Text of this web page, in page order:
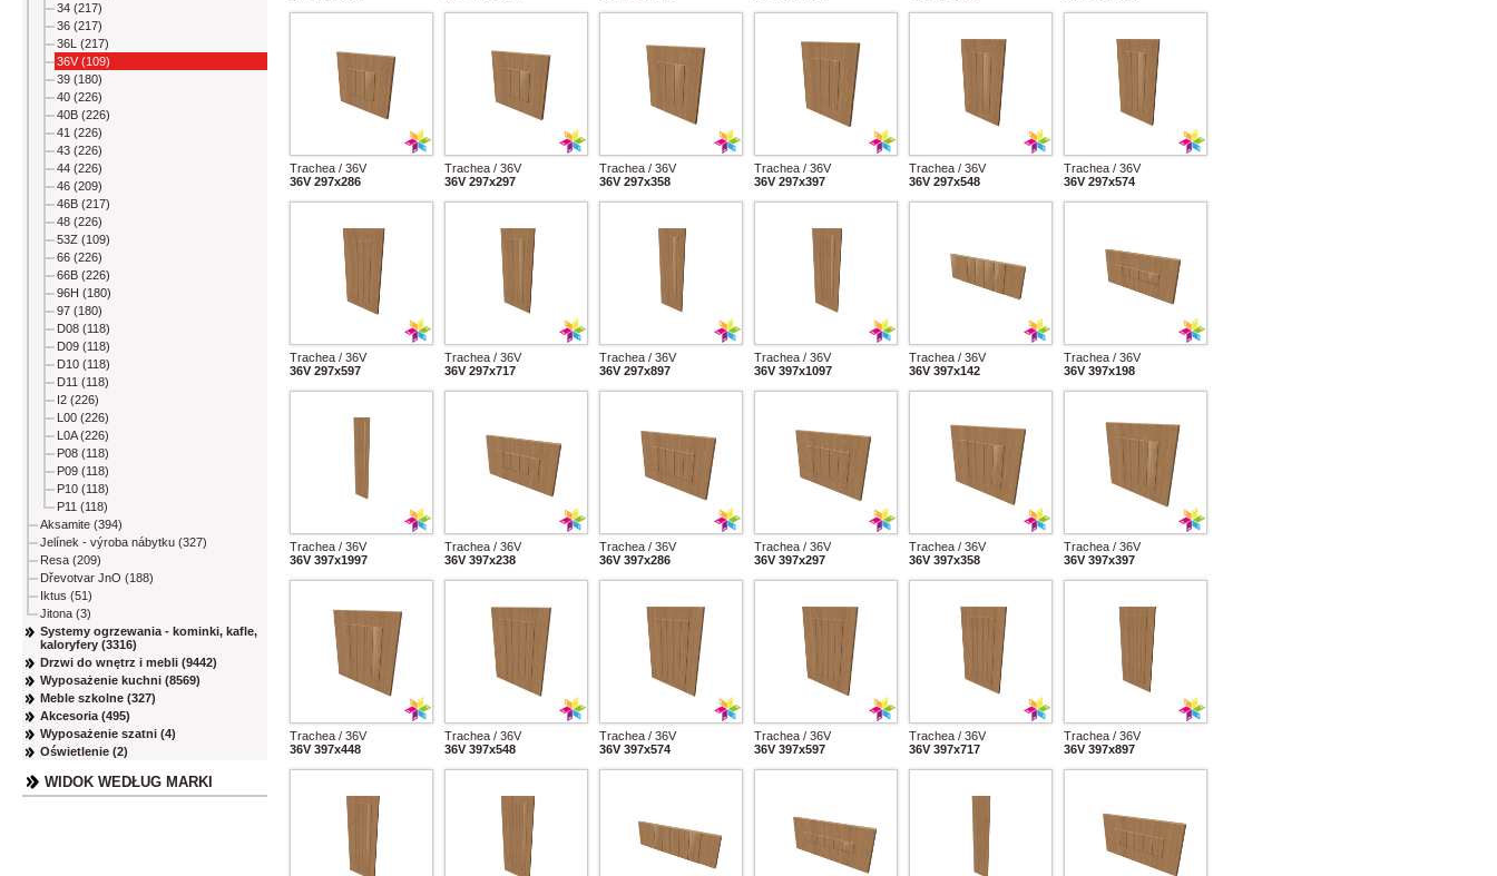
34 (217)
36 (217)
36L (217)
36V (109)
39 (180)
40 (226)
40B (226)
41 (226)
43 (226)
44 (226)
46 (209)
46B (217)
48 (226)
53Z (109)
66 (226)
66B (226)
96H (180)
97 (180)
D08 (118)
D09 (118)
D10 (118)
D11 (118)
I2 (226)
L00 (226)
L0A (226)
P08 (118)
P09 (118)
P10 (118)
P11 (118)
Aksamite (394)
Jelínek - výroba nábytku (327)
Resa (209)
Dřevotvar JnO (188)
Iktus (51)
Jitona (3)
Systemy ogrzewania - kominki, kafle,
kaloryfery (3316)
Drzwi do wnętrz i mebli (9442)
Wyposażenie kuchni (8569)
Meble szkolne (327)
Akcesoria (495)
Wyposażenie szatni (4)
Oświetlenie (2)
WIDOK WEDŁUG MARKI
Trachea / 36V
36V 297x286
Trachea / 36V
36V 297x297
Trachea / 36V
36V 297x358
Trachea / 36V
36V 297x397
Trachea / 36V
36V 297x548
Trachea / 36V
36V 297x574
Trachea / 36V
36V 297x597
Trachea / 36V
36V 297x717
Trachea / 36V
36V 297x897
Trachea / 36V
36V 397x1097
Trachea / 36V
36V 397x142
Trachea / 36V
36V 397x198
Trachea / 36V
36V 397x1997
Trachea / 36V
36V 397x238
Trachea / 36V
36V 397x286
Trachea / 36V
36V 397x297
Trachea / 36V
36V 397x358
Trachea / 36V
36V 397x397
Trachea / 36V
36V 397x448
Trachea / 36V
36V 397x548
Trachea / 36V
36V 397x574
Trachea / 36V
36V 397x597
Trachea / 36V
36V 397x717
Trachea / 36V
36V 397x897